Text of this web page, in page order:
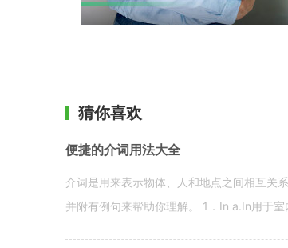
猜你喜欢
便捷的介词用法大全
介词是用来表示物体、人和地点之间相互关
并附有例句来帮助你理解。 1．In a.In用于